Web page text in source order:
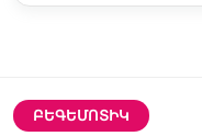
ԲԵԳԵՄՈՏԻԿ